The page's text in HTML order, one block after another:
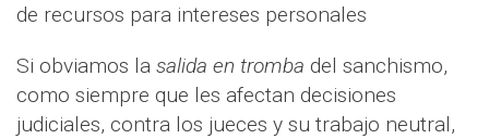
de recursos para intereses personales
Si obviamos la salida en tromba del sanchismo,
como siempre que les afectan decisiones
judiciales, contra los jueces y su trabajo neutral,